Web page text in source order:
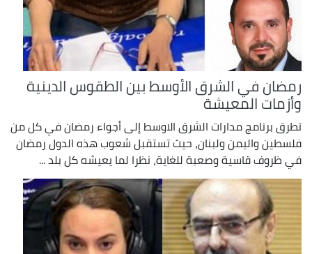
رمضان في الشرق الأوسط بين الطقوس الدينية
وأزمات المعيشة
تطرق برنامج مدارات الشرق الاوسط إلى أجواء رمضان في كل من
فلسطين واليمن ولبنان، حيث تستقبل شعوب هذه الدول رمضان
في ظروف قاسية وصعبة للغاية، نظرا لما يعيشه كل بلد ...